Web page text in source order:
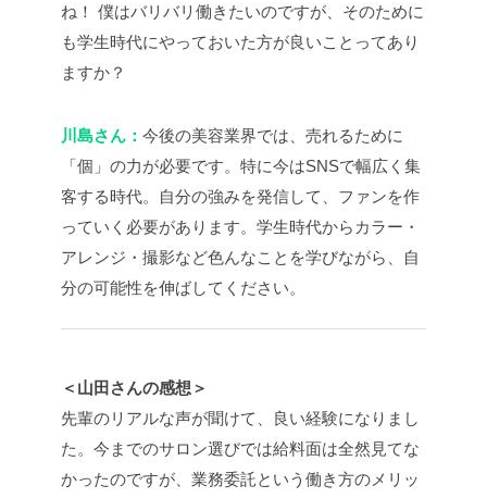
ね！ 僕はバリバリ働きたいのですが、そのために
も学生時代にやっておいた方が良いことってあり
ますか？
川島さん： 今後の美容業界では、売れるために
「個」の力が必要です。特に今はSNSで幅広く集
客する時代。自分の強みを発信して、ファンを作
っていく必要があります。学生時代からカラー・
アレンジ・撮影など色んなことを学びながら、自
分の可能性を伸ばしてください。
＜山田さんの感想＞
先輩のリアルな声が聞けて、良い経験になりまし
た。今までのサロン選びでは給料面は全然見てな
かったのですが、業務委託という働き方のメリッ